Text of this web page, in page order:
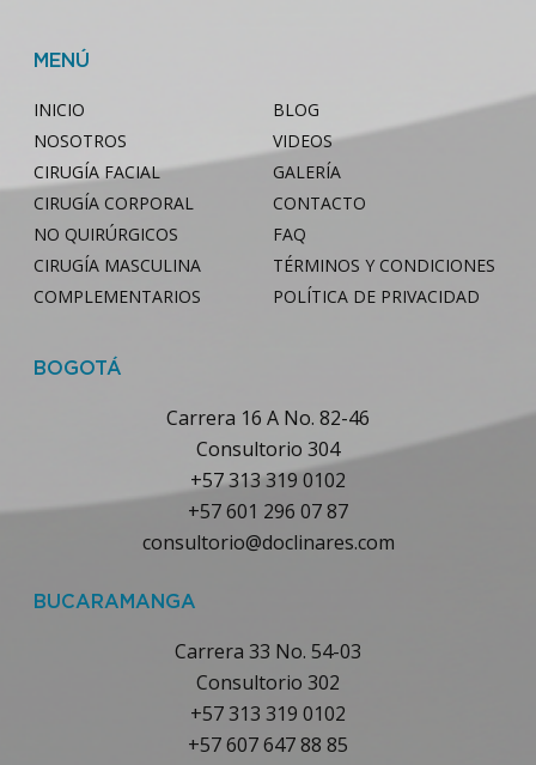
MENÚ
INICIO
NOSOTROS
CIRUGÍA FACIAL
CIRUGÍA CORPORAL
NO QUIRÚRGICOS
CIRUGÍA MASCULINA
COMPLEMENTARIOS
BLOG
VIDEOS
GALERÍA
CONTACTO
FAQ
TÉRMINOS Y CONDICIONES
POLÍTICA DE PRIVACIDAD
BOGOTÁ
Carrera 16 A No. 82-46
Consultorio 304
+57 313 319 0102
+57 601 296 07 87
consultorio@doclinares.com
BUCARAMANGA
Carrera 33 No. 54-03
Consultorio 302
+57 313 319 0102
+57 607 647 88 85